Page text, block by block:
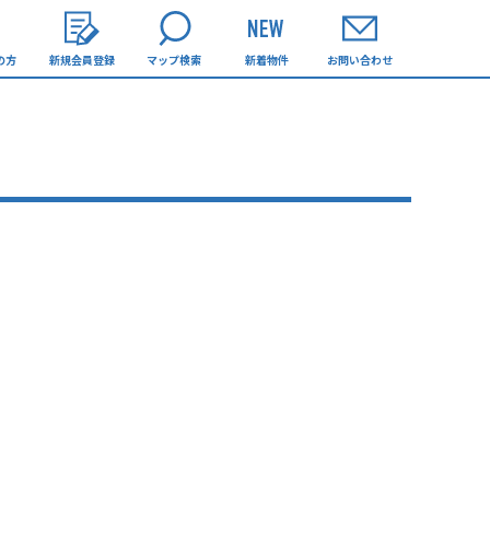
方 新規会員登録 マップ検索 新着物件 お問い合わせ